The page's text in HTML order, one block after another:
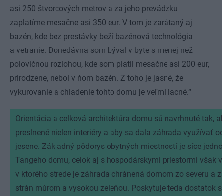
asi 250 štvorcových metrov a za jeho prevádzku
zaplatíme mesačne asi 350 eur. V tom je zarátaný aj
bazén, kde bez prestávky beží bazénová technológia
a vetranie. Donedávna som býval v byte s menej než
polovičnou rozlohou, kde som platil mesačne asi 200 eur,
prirodzene, nebol v ňom bazén. Z toho je jasné, že
vykurovanie a chladenie tohto domu je veľmi lacné.“
Orientácia a celková architektúra domu sú navrhnuté tak,
preslnené nielen interiéry a aby sa dala záhrada využívať
jesene. Základný pôdorys obytných miestností je síce
Tangeho domu, celok aj s hospodárskymi priestormi však
v ktorého strede je záhrada chránená domom zo severu a
strán múrom a vysokou zeleňou. Poskytuje teda dostatok